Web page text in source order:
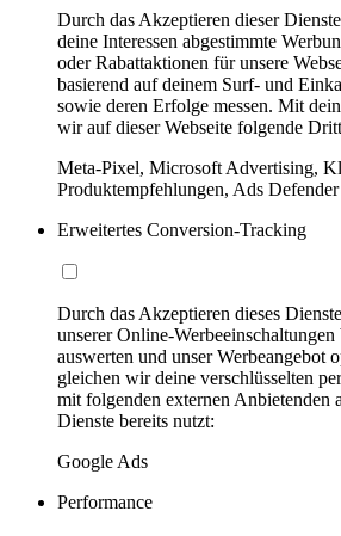
Durch das Akzeptieren dieser
deine Interessen abgestimmte
oder Rabattaktionen für unsere
basierend auf deinem Surf- und
sowie deren Erfolge messen. Mit
wir auf dieser Webseite folgende
Meta-Pixel, Microsoft Advertising,
Produktempfehlungen, Ads Defender
Erweitertes Conversion-Tracking
Durch das Akzeptieren dieses
unserer Online-Werbeeinschaltungen
auswerten und unser Werbeangebot
gleichen wir deine verschlüsselten
mit folgenden externen Anbietenden
Dienste bereits nutzt:
Google Ads
Performance